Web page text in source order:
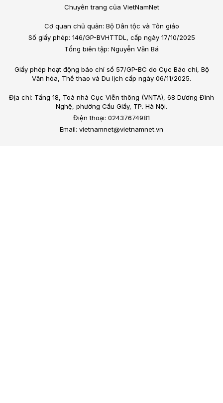
Chuyên trang của VietNamNet
Cơ quan chủ quản: Bộ Dân tộc và Tôn giáo
Số giấy phép: 146/GP-BVHTTDL, cấp ngày 17/10/2025
Tổng biên tập: Nguyễn Văn Bá
Giấy phép hoạt động báo chí số 57/GP-BC do Cục Báo chí, Bộ
Văn hóa, Thể thao và Du lịch cấp ngày 06/11/2025.
Địa chỉ: Tầng 18, Toà nhà Cục Viễn thông (VNTA), 68 Dương Đình
Nghệ, phường Cầu Giấy, TP. Hà Nội.
Điện thoại: 02437674981
Email: vietnamnet@vietnamnet.vn